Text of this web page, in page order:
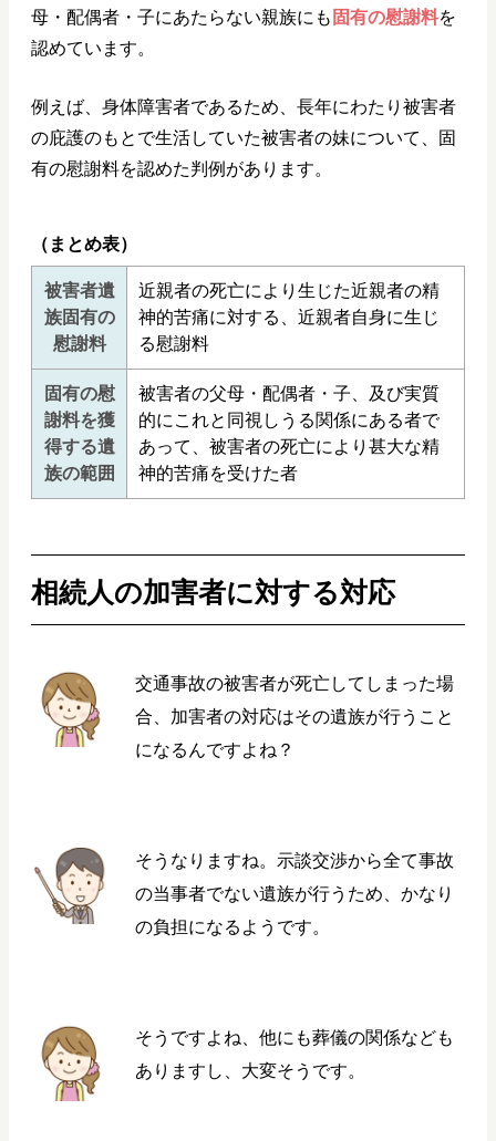
母・配偶者・子にあたらない親族にも 固有の慰謝料を
認めています。
例えば、身体障害者であるため、長年にわたり被害者
の庇護のもとで生活していた被害者の妹について、固
有の慰謝料を認めた判例があります。
（まとめ表）
被害者遺
族固有の
慰謝料
近親者の死亡により生じた近親者の精
神的苦痛に対する、近親者自身に生じ
る慰謝料
固有の慰
謝料を獲
得する遺
族の範囲
被害者の父母・配偶者・子、及び実質
的にこれと同視しうる関係にある者で
あって、被害者の死亡により甚大な精
神的苦痛を受けた者
相続人の加害者に対する対応
交通事故の被害者が死亡してしまった場
合、加害者の対応はその遺族が行うこと
になるんですよね？
そうなりますね。示談交渉から全て事故
の当事者でない遺族が行うため、かなり
の負担になるようです。
そうですよね、他にも葬儀の関係なども
ありますし、大変そうです。